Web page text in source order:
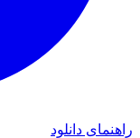
راهنمای دانلود